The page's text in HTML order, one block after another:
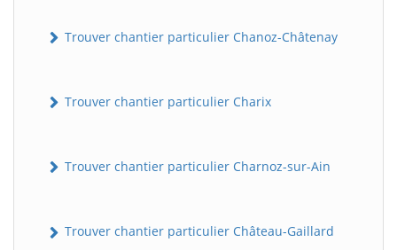
Trouver chantier particulier Chanoz-Châtenay
Trouver chantier particulier Charix
Trouver chantier particulier Charnoz-sur-Ain
Trouver chantier particulier Château-Gaillard